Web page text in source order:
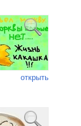
открыть